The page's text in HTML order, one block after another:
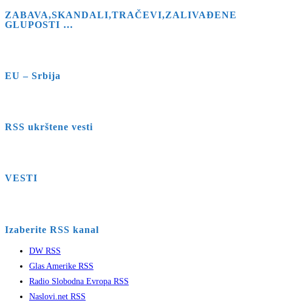
ZABAVA,SKANDALI,TRAČEVI,ZALIVAĐENE
GLUPOSTI …
EU – Srbija
RSS ukrštene vesti
VESTI
Izaberite RSS kanal
DW RSS
Glas Amerike RSS
Radio Slobodna Evropa RSS
Naslovi.net RSS